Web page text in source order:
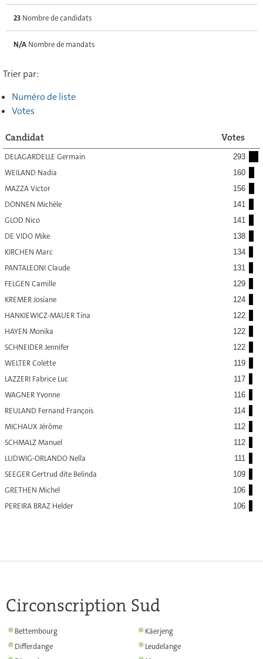
23Nombre de candidats
N/ANombre de mandats
Trier par:
Numéro de liste
Votes
Candidat Votes
DELAGARDELLE Germain 293
WEILAND Nadia 160
MAZZA Victor 156
DONNEN Michèle 141
GLOD Nico 141
DE VIDO Mike 138
KIRCHEN Marc 134
PANTALEONI Claude 131
FELGEN Camille 129
KREMER Josiane 124
HANKIEWICZ-MAUER Tina 122
HAYEN Monika 122
SCHNEIDER Jennifer 122
WELTER Colette 119
LAZZERI Fabrice Luc 117
WAGNER Yvonne 116
REULAND Fernand François 114
MICHAUX Jérôme 112
SCHMALZ Manuel 112
LUDWIG-ORLANDO Nella 111
SEEGER Gertrud dite Belinda 109
GRETHEN Michel 106
PEREIRA BRAZ Helder 106
Circonscription Sud
Bettembourg
à
rendu
Differdange
à
l'ensemble
Käerjeng
à
Leudelange